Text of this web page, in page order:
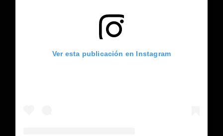
Ver esta publicación en Instagram